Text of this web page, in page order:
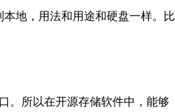
本地，用法和用途和硬盘一样。比
。所以在开源存储软件中，能够